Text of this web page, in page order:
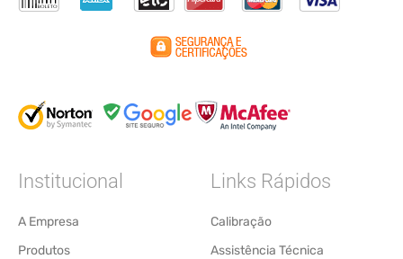
Institucional
A Empresa
Produtos
Links Rápidos
Calibração
Assistência Técnica